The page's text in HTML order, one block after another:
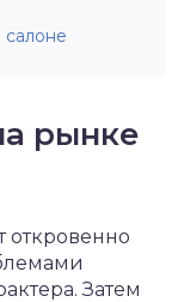
рынке
откровенно
Затем